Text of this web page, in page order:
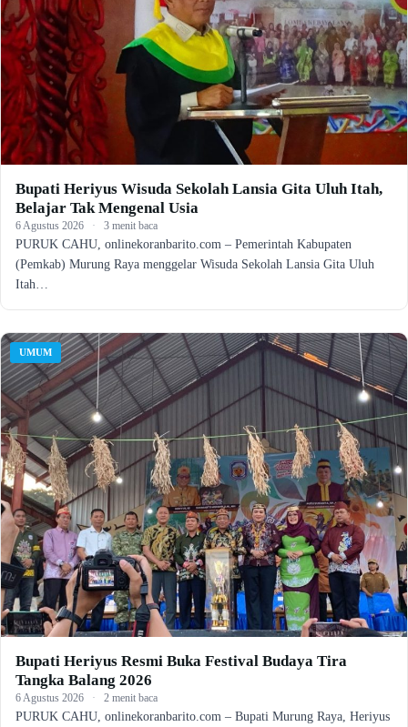
Bupati Heriyus Wisuda Sekolah Lansia Gita Uluh Itah,
Belajar Tak Mengenal Usia
6 Agustus 2026 · 3 menit baca
PURUK CAHU, onlinekoranbarito.com – Pemerintah Kabupaten
(Pemkab) Murung Raya menggelar Wisuda Sekolah Lansia Gita Uluh
Itah…
UMUM
Bupati Heriyus Resmi Buka Festival Budaya Tira
Tangka Balang 2026
6 Agustus 2026 · 2 menit baca
PURUK CAHU, onlinekoranbarito.com – Bupati Murung Raya, Heriyus